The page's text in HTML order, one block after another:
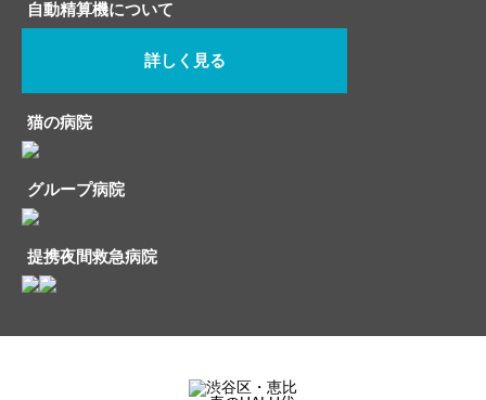
自動精算機について
詳しく見る
猫の病院
グループ病院
提携夜間救急病院